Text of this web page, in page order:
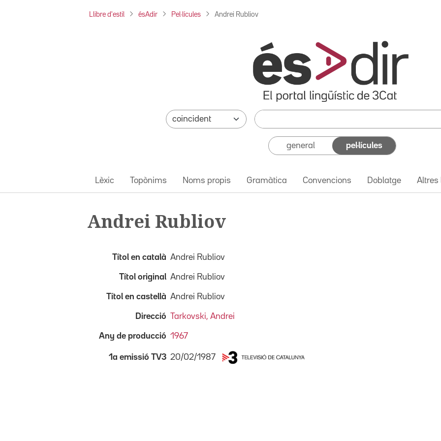
Llibre d'estil ésAdir Pel·lícules Andrei Rubliov
general pel·lícules
Lèxic Topònims Noms propis Gramàtica Convencions Doblatge Altres
Andrei Rubliov
Títol en català Andrei Rubliov
Títol original Andrei Rubliov
Títol en castellà Andrei Rubliov
Direcció Tarkovski, Andrei
Any de producció 1967
1a emissió TV3 20/02/1987